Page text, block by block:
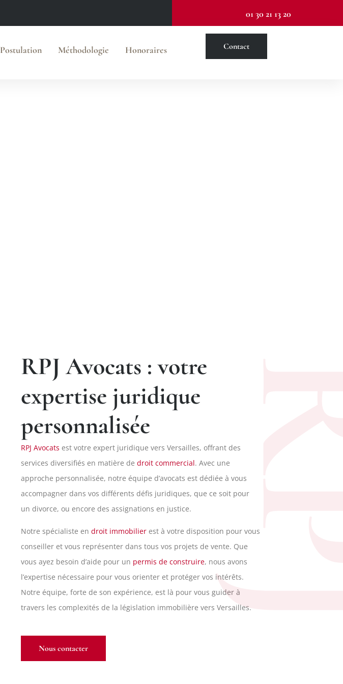
01 30 21 13 20
Postulation Méthodologie Honoraires Contact
RPJ Avocats : votre
expertise juridique
personnalisée
RPJ Avocats est votre expert juridique vers Versailles, offrant des
services diversifiés en matière dedroit commercial. Avec une
approche personnalisée, notre équipe d’avocats est dédiée à vous
accompagner dans vos différents défis juridiques, que ce soit pour
un divorce, ou encore des assignations en justice.
Notre spécialiste endroit immobilier est à votre disposition pour vous
conseiller et vous représenter dans tous vos projets de vente. Que
vous ayez besoin d’aide pour un permis de construire, nous avons
l’expertise nécessaire pour vous orienter et protéger vos intérêts.
Notre équipe, forte de son expérience, est là pour vous guider à
travers les complexités de la législation immobilière vers Versailles.
Nous contacter